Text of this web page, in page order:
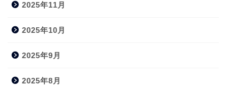
2025年11月
2025年10月
2025年9月
2025年8月